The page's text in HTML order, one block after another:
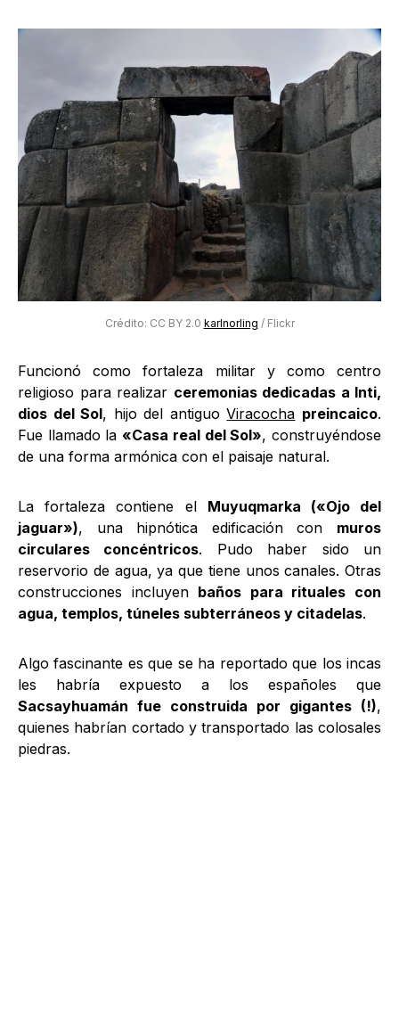
Crédito: CC BY 2.0 karlnorling / Flickr
Funcionó como fortaleza militar y como centro
religioso para realizar ceremonias dedicadas a Inti,
dios del Sol, hijo del antiguoViracocha preincaico.
Fue llamado la «Casa real del Sol», construyéndose
de una forma armónica con el paisaje natural.
La fortaleza contiene el Muyuqmarka («Ojo del
jaguar»), una hipnótica edificación con muros
circulares concéntricos. Pudo haber sido un
reservorio de agua, ya que tiene unos canales. Otras
construcciones incluyen baños para rituales con
agua, templos, túneles subterráneos y citadelas.
Algo fascinante es que se ha reportado que los incas
les habría expuesto a los españoles que
Sacsayhuamán fue construida por gigantes (!),
quienes habrían cortado y transportado las colosales
piedras.